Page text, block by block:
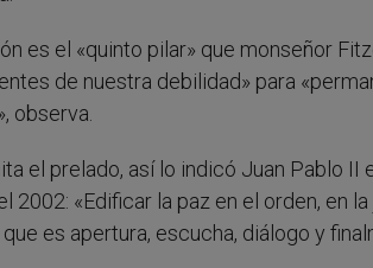
es el «quinto pilar» que monseñor
de nuestra debilidad» para
observa.
el prelado, así lo indicó Juan Pablo II
2002: «Edificar la paz en el orden, en
es apertura, escucha, diálogo y